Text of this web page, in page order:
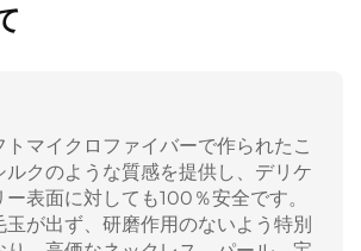
マイクロファイバーで作られたこ
ルクのような質感を提供し、デリケ
表面に対しても100％安全です。
玉が出ず、研磨作用のないよう特別